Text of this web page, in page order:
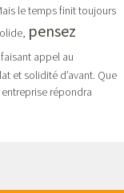
le temps finit toujours
pensez
faisant appel au
et solidité d’avant. Que
répondra